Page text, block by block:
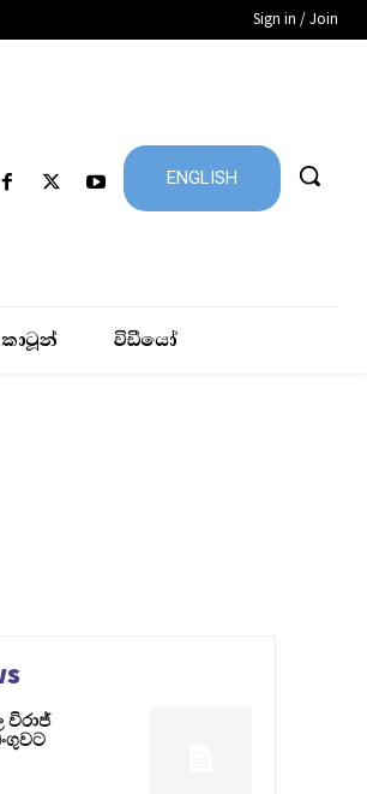
Sign in / Join
ENGLISH
කාටූන් විඩීයෝ